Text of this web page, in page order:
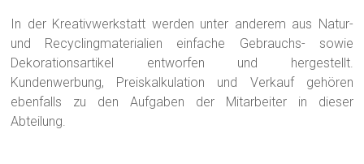
In der Kreativwerkstatt werden unter anderem aus Natur-
und Recyclingmaterialien einfache Gebrauchs- sowie
Dekorationsartikel entworfen und hergestellt.
Kundenwerbung, Preiskalkulation und Verkauf gehören
ebenfalls zu den Aufgaben der Mitarbeiter in dieser
Abteilung.